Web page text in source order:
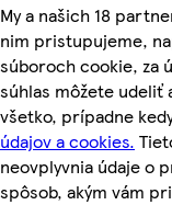
My a našich 18
nim pristupujeme,
súboroch cookie, za
súhlas môžete udeliť
všetko, prípadne
údajov a cookies.
neovplyvnia údaje o
spôsob, akým vám